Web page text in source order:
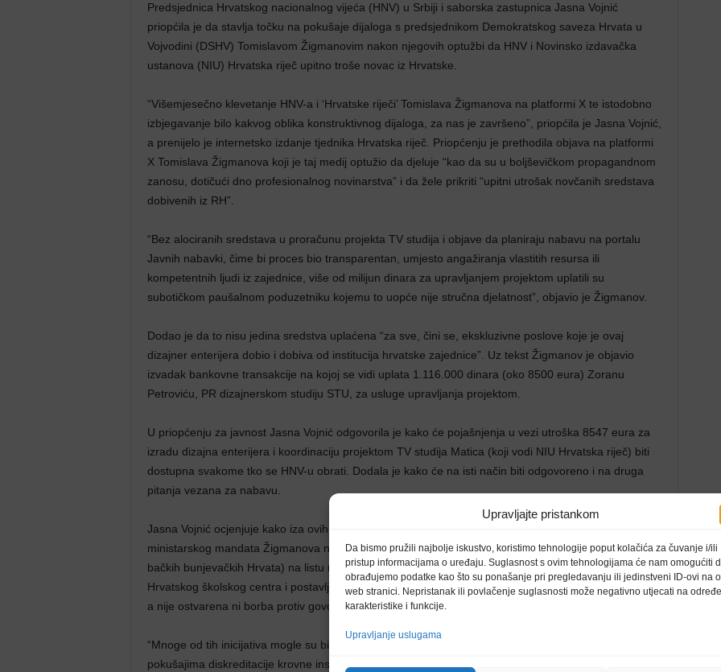
Upravljajte pristankom
Da bismo pružili najbolje iskustvo, koristimo tehnologije poput kolačića za čuvanje i/ili
pristup informacijama o uređaju. Suglasnost s ovim tehnologijama će nam omogućiti
obrađujemo podatke kao što su ponašanje pri pregledavanju ili jedinstveni ID-ovi na
web stranici. Nepristanak ili povlačenje suglasnosti može negativno utjecati na
karakteristike i funkcije.
Upravljanje uslugama
Predsjednica Hrvatskog nacionalnog vijeća (HNV) u Srbiji i saborska zastupnica Jasna Vojnić
priopćila je da stavlja točku na pokušaje dijaloga s predsjednikom Demokratskog saveza Hrvata u
Vojvodini (DSHV) Tomislavom Žigmanovim nakon njegovih optužbi da HNV i Novinsko izdavačka
ustanova (NIU) Hrvatska riječ upitno troše novac iz Hrvatske.
“Višemjesečno klevetanje HNV-a i ‘Hrvatske riječi’ Tomislava Žigmanova na platformi X te istodobno
izbjegavanje bilo kakvog oblika konstruktivnog dijaloga, za nas je završeno”, priopćila je Jasna Vojnić,
a prenijelo je internetsko izdanje tjednika Hrvatska riječ. Priopćenju je prethodila objava na platformi
X Tomislava Žigmanova koji je taj medij optužio da djeluje “kao da su u boljševičkom propagandnom
zanosu, dotičući dno profesionalnog novinarstva” i da žele prikriti “upitni utrošak novčanih sredstava
dobivenih iz RH”.
“Bez alociranih sredstava u proračunu projekta TV studija i objave da planiraju nabavu na portalu
Javnih nabavki, čime bi proces bio transparentan, umjesto angažiranja vlastitih resursa ili
kompetentnih ljudi iz zajednice, više od milijun dinara za upravljanjem projektom uplatili su
subotičkom paušalnom poduzetniku kojemu to uopće nije stručna djelatnost”, objavio je Žigmanov.
Dodao je da to nisu jedina sredstva uplaćena “za sve, čini se, ekskluzivne poslove koje je ovaj
dizajner enterijera dobio i dobiva od institucija hrvatske zajednice”. Uz tekst Žigmanov je objavio
izvadak bankovne transakcije na kojoj se vidi uplata 1.116.000 dinara (oko 8500 eura) Zoranu
Petroviću, PR dizajnerskom studiju STU, za usluge upravljanja projektom.
U priopćenju za javnost Jasna Vojnić odgovorila je kako će pojašnjenja u vezi utroška 8547 eura za
izradu dizajna enterijera i koordinaciju projektom TV studija Matica (koji vodi NIU Hrvatska riječ) biti
dostupna svakome tko se HNV-u obrati. Dodala je kako će na isti način biti odgovoreno i na druga
pitanja vezana za nabavu.
Jasna Vojnić ocjenjuje kako iza ovih optužbi stoji namjera da se prikrije činjenica da se za trajanja
ministarskog mandata Žigmanova nije uspjelo upisati Dužijancu (tradicijske žetvene svečanosti
bačkih bunjevačkih Hrvata) na listu nematerijalne kulturne baštine, usvojiti odluka o osnutku
Hrvatskog školskog centra i postavljanje scene na hrvatskom jeziku u Narodnom kazalištu u Subotici,
a nije ostvarena ni borba protiv govora mržnje prema Hrvatima i Hrvatskoj.
“Mnoge od tih inicijativa mogle su biti realizirane u vremenu koje je provedeno u pisanju priopćenja i
pokušajima diskreditacije krovne institucije”, navela je ona. Istaknula je da će HNV nastaviti realizaciju